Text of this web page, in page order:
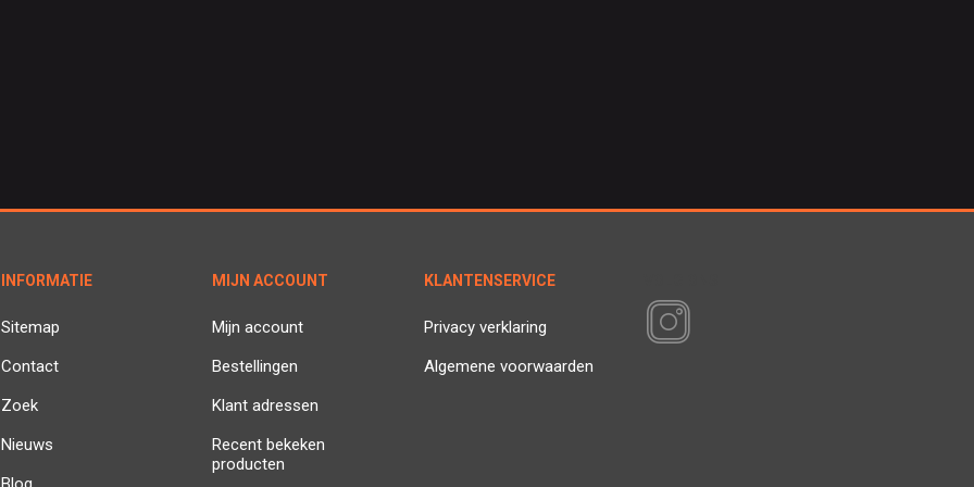
INFORMATIE
Sitemap
Contact
Zoek
Nieuws
MIJN ACCOUNT
Mijn account
Bestellingen
Klant adressen
Recent bekeken
producten
KLANTENSERVICE
Privacy verklaring
Algemene voorwaarden